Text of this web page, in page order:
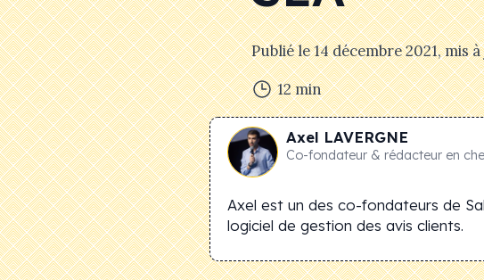
Publié le14 décembre 2021, mis
12 min
Axel LAVERGNE
Co-fondateur & rédacteur en
Axel est un des co-fondateurs de
logiciel de gestion des avis clients.